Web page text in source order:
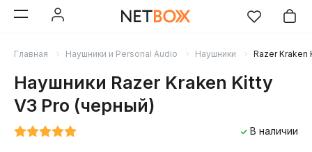
Главная Наушники и Personal Audio Наушники Razer Kraken
Наушники Razer Kraken Kitty
V3 Pro (черный)
В наличии